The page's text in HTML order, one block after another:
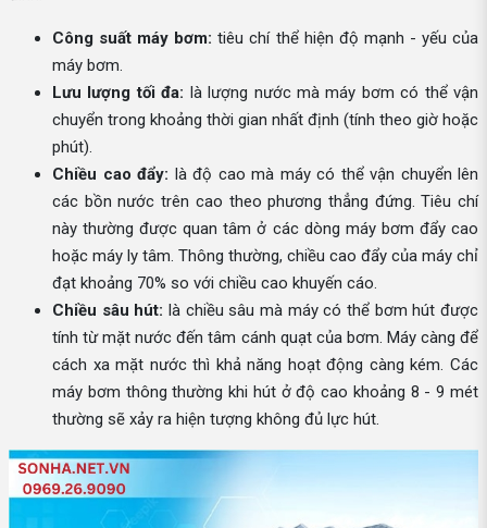
Công suất máy bơm: tiêu chí thể hiện độ mạnh - yếu của
máy bơm.
Lưu lượng tối đa: là lượng nước mà máy bơm có thể vận
chuyển trong khoảng thời gian nhất định (tính theo giờ hoặc
phút).
Chiều cao đẩy: là độ cao mà máy có thể vận chuyển lên
các bồn nước trên cao theo phương thẳng đứng. Tiêu chí
này thường được quan tâm ở các dòng máy bơm đẩy cao
hoặc máy ly tâm. Thông thường, chiều cao đẩy của máy chỉ
đạt khoảng 70% so với chiều cao khuyến cáo.
Chiều sâu hút: là chiều sâu mà máy có thể bơm hút được
tính từ mặt nước đến tâm cánh quạt của bơm. Máy càng để
cách xa mặt nước thì khả năng hoạt động càng kém. Các
máy bơm thông thường khi hút ở độ cao khoảng 8 - 9 mét
thường sẽ xảy ra hiện tượng không đủ lực hút.